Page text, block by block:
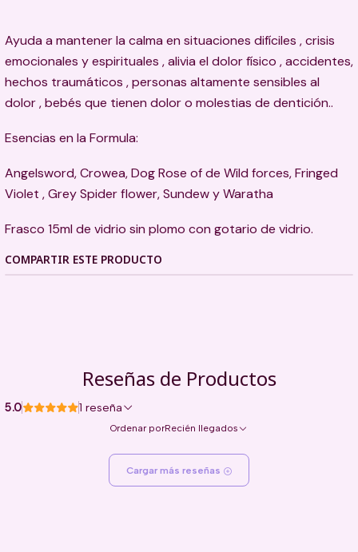
Ayuda a mantener la calma en situaciones difíciles , crisis
emocionales y espirituales , alivia el dolor físico , accidentes,
hechos traumáticos , personas altamente sensibles al
dolor , bebés que tienen dolor o molestias de dentición..
Esencias en la Formula:
Angelsword, Crowea, Dog Rose of de Wild forces, Fringed
Violet , Grey Spider flower, Sundew y Waratha
Frasco 15ml de vidrio sin plomo con gotario de vidrio.
COMPARTIR ESTE PRODUCTO
Reseñas de Productos
5.0 1 reseña
Ordenar porRecién llegados
Cargar más reseñas